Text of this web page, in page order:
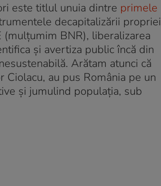
este titlul unuia dintre primele
decapitalizării propriei
BNR), liberalizarea
și avertiza public încă din
Arătam atunci că
au pus România pe un
și jumulind populația, sub